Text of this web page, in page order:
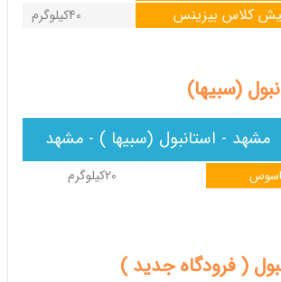
40کیلوگرم کلاس بیزینس
(سبیها)
مشهد - استانبول (سبیها ) - مشهد
20کیلوگرم
( فرودگاه جدید )